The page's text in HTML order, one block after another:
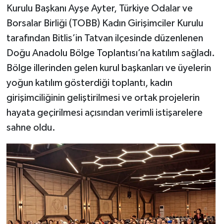
Kurulu Başkanı Ayşe Ayter, Türkiye Odalar ve
Borsalar Birliği (TOBB) Kadın Girişimciler Kurulu
tarafından Bitlis’in Tatvan ilçesinde düzenlenen
Doğu Anadolu Bölge Toplantısı’na katılım sağladı.
Bölge illerinden gelen kurul başkanları ve üyelerin
yoğun katılım gösterdiği toplantı, kadın
girişimciliğinin geliştirilmesi ve ortak projelerin
hayata geçirilmesi açısından verimli istişarelere
sahne oldu.